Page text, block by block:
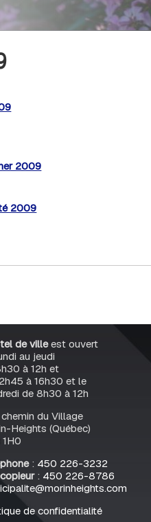
2009
2009
de villeest ouvert
au jeudi
à 12h et
à 16h30 et le
de 8h30 à 12h
chemin du Village
Heights (Québec)
: 450 226-3232
: 450 226-8786
de confidentialité